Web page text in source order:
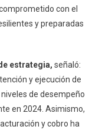
con el
y preparadas
estrategia, señaló:
y ejecución de
de desempeño
en 2024. Asimismo,
y cobro ha